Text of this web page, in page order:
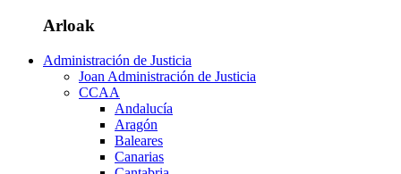
Arloak
Administración de Justicia
Joan Administración de Justicia
CCAA
Andalucía
Aragón
Baleares
Canarias